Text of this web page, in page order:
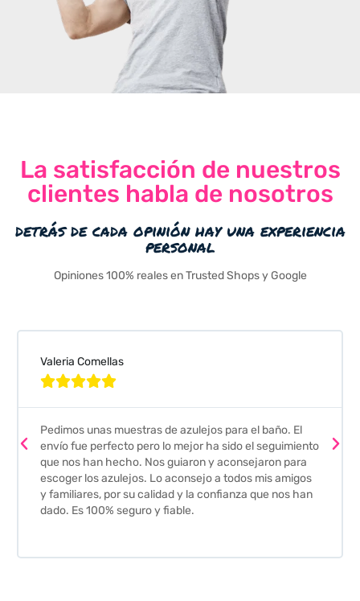
La satisfacción de nuestros
clientes habla de nosotros
detrás de cada opinión hay una experiencia
personal
Opiniones 100% reales en Trusted Shops y Google
Valeria Comellas

Pedimos unas muestras de azulejos para el baño. El
envío fue perfecto pero lo mejor ha sido el seguimiento
que nos han hecho. Nos guiaron y aconsejaron para
escoger los azulejos. Lo aconsejo a todos mis amigos
y familiares, por su calidad y la confianza que nos han
dado. Es 100% seguro y fiable.